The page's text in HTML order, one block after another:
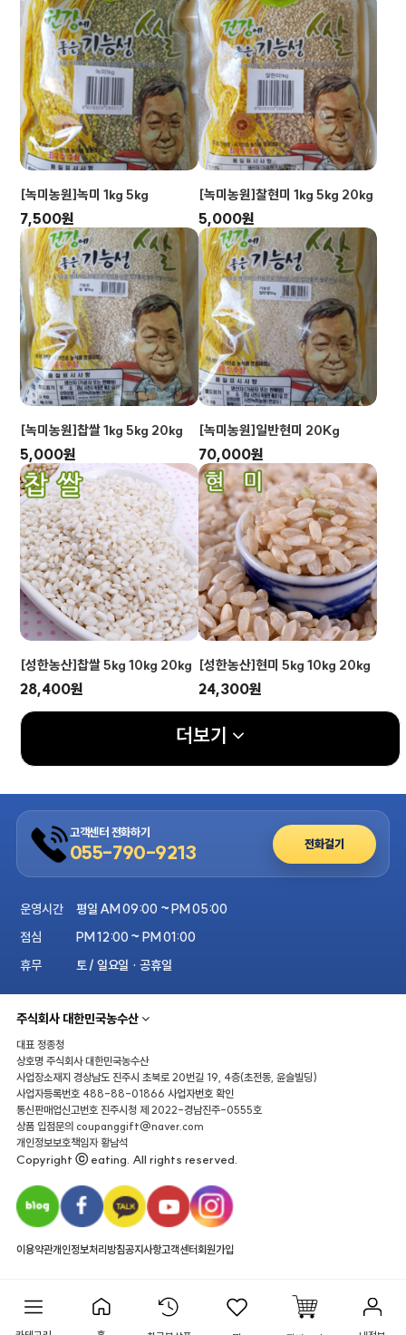
[녹미농원]녹미 1kg 5kg
7,500원
[녹미농원]찰현미 1kg 5kg 20kg
5,000원
[녹미농원]찹쌀 1kg 5kg 20kg
5,000원
[녹미농원]일반현미 20Kg
70,000원
[성한농산]찹쌀 5kg 10kg 20kg
28,400원
[성한농산]현미 5kg 10kg 20kg
24,300원
더보기
고객센터 전화하기
055-790-9213 전화걸기
운영시간
평일 AM 09:00 ~ PM 05:00
점심
PM 12:00 ~ PM 01:00
휴무
토 / 일요일 · 공휴일
주식회사 대한민국농수산
대표 정종청
상호명 주식회사 대한민국농수산
사업장소재지 경상남도 진주시 초북로 20번길 19, 4층(초전동, 윤슬빌딩)
사업자등록번호 488-88-01866 사업자번호 확인
통신판매업신고번호 진주시청 제 2022-경남진주-0555호
상품 입점문의 coupanggift@naver.com
개인정보보호책임자황남석
Copyright ⓒ eating. All rights reserved.
이용약관개인정보처리방침공지사항고객센터회원가입